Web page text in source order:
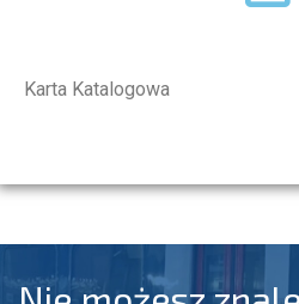
Karta Katalogowa